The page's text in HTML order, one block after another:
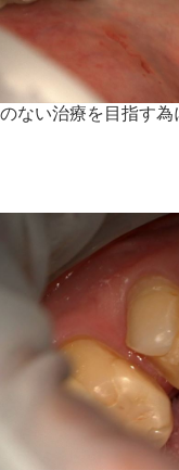
ない治療を目指す